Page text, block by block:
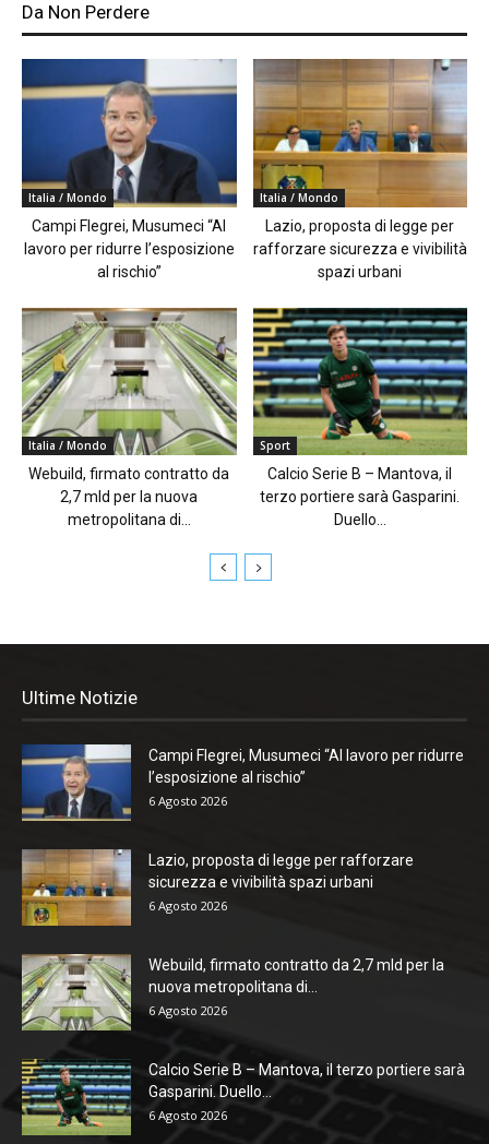
Da Non Perdere
Italia / Mondo
Campi Flegrei, Musumeci “Al
lavoro per ridurre l’esposizione
al rischio”
Italia / Mondo
Lazio, proposta di legge per
rafforzare sicurezza e vivibilità
spazi urbani
Italia / Mondo
Webuild, firmato contratto da
2,7 mld per la nuova
metropolitana di...
Sport
Calcio Serie B – Mantova, il
terzo portiere sarà Gasparini.
Duello...
Ultime Notizie
Campi Flegrei, Musumeci “Al lavoro per ridurre
l’esposizione al rischio”
6 Agosto 2026
Lazio, proposta di legge per rafforzare
sicurezza e vivibilità spazi urbani
6 Agosto 2026
Webuild, firmato contratto da 2,7 mld per la
nuova metropolitana di...
6 Agosto 2026
Calcio Serie B – Mantova, il terzo portiere sarà
Gasparini. Duello...
6 Agosto 2026